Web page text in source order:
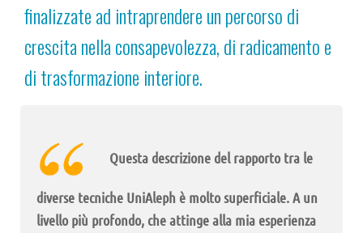
finalizzate ad intraprendere un percorso di
crescita nella consapevolezza, di radicamento e
di trasformazione interiore.
Questa descrizione del rapporto tra le
diverse tecniche UniAleph è molto superficiale. A un
livello più profondo, che attinge alla mia esperienza